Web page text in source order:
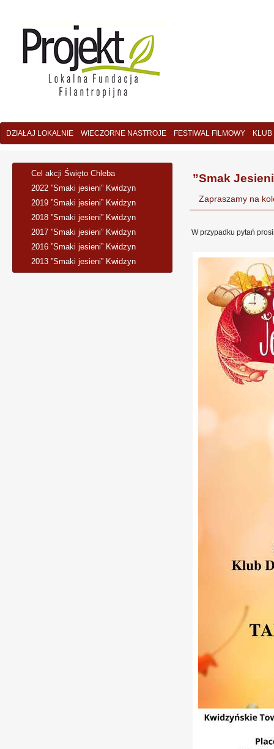
DZIAŁAJ LOKALNIE WIECZORNE NASTROJE FESTIWAL FILMOWY
Cel akcji Święto Chleba
2022 ”Smaki jesieni” Kwidzyn
2019 ”Smaki jesieni” Kwidzyn
2018 ”Smaki jesieni” Kwidzyn
2017 ”Smaki jesieni” Kwidzyn
2016 ”Smaki jesieni” Kwidzyn
2013 ”Smaki jesieni” Kwidzyn
”Smak
Zapraszamy na
W przypadku pytań